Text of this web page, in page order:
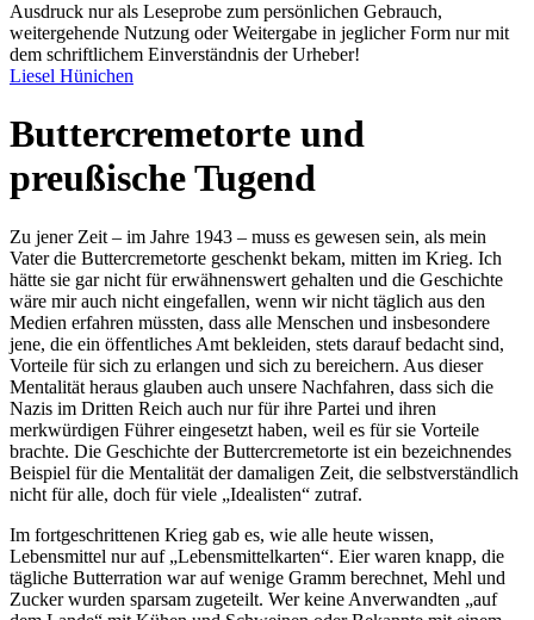
Ausdruck nur als Leseprobe zum persönlichen Gebrauch,
weitergehende Nutzung oder Weitergabe in jeglicher Form nur mit
dem schriftlichem Einverständnis der Urheber!
Liesel Hünichen
Buttercremetorte und
preußische Tugend
Zu jener Zeit – im Jahre 1943 – muss es gewesen sein, als mein
Vater die Buttercremetorte geschenkt bekam, mitten im Krieg. Ich
hätte sie gar nicht für erwähnenswert gehalten und die Geschichte
wäre mir auch nicht eingefallen, wenn wir nicht täglich aus den
Medien erfahren müssten, dass alle Menschen und insbesondere
jene, die ein öffentliches Amt bekleiden, stets darauf bedacht sind,
Vorteile für sich zu erlangen und sich zu bereichern. Aus dieser
Mentalität heraus glauben auch unsere Nachfahren, dass sich die
Nazis im Dritten Reich auch nur für ihre Partei und ihren
merkwürdigen Führer eingesetzt haben, weil es für sie Vorteile
brachte. Die Geschichte der Buttercremetorte ist ein bezeichnendes
Beispiel für die Mentalität der damaligen Zeit, die selbstverständlich
nicht für alle, doch für viele
Idealisten
zutraf.
Im fortgeschrittenen Krieg gab es, wie alle heute wissen,
Lebensmittel nur auf Lebensmittelkarten . Eier waren knapp, die
tägliche Butterration war auf wenige Gramm berechnet, Mehl und
Zucker wurden sparsam zugeteilt. Wer keine Anverwandten
auf